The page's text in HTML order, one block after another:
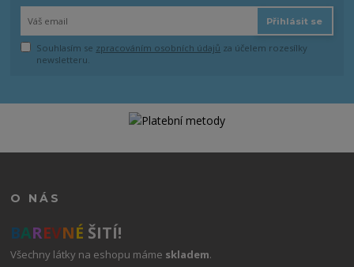
Přihlásit se
Souhlasím se zpracováním osobních údajů za účelem rozesílky
newsletteru.
O NÁS
BAREVNÉ ŠITÍ!
Všechny látky na eshopu máme skladem.